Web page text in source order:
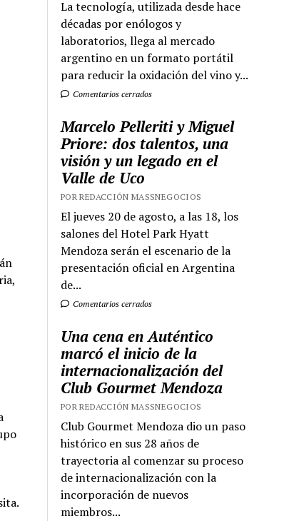
La tecnología, utilizada desde hace
décadas por enólogos y
laboratorios, llega al mercado
argentino en un formato portátil
para reducir la oxidación del vino y...
Comentarios cerrados
Marcelo Pelleriti y Miguel
Priore: dos talentos, una
visión y un legado en el
Valle de Uco
POR REDACCIÓN MASSNEGOCIOS
El jueves 20 de agosto, a las 18, los
salones del Hotel Park Hyatt
Mendoza serán el escenario de la
presentación oficial en Argentina
de...
Comentarios cerrados
Una cena en Auténtico
marcó el inicio de la
internacionalización del
Club Gourmet Mendoza
POR REDACCIÓN MASSNEGOCIOS
Club Gourmet Mendoza dio un paso
histórico en sus 28 años de
trayectoria al comenzar su proceso
de internacionalización con la
incorporación de nuevos
miembros...